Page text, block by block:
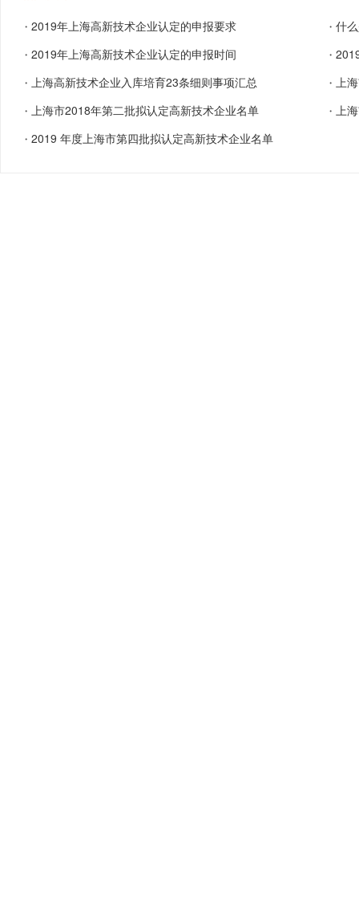
・ 2019年上海高新技术企业认定的申报要求 ・ 什
・ 2019年上海高新技术企业认定的申报时间 ・
・ 上海高新技术企业入库培育23条细则事项汇总 ・ 上
・ 上海市2018年第二批拟认定高新技术企业名单 ・ 上
・ 2019 年度上海市第四批拟认定高新技术企业名单